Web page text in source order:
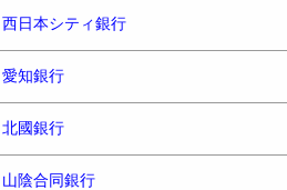
西日本シティ銀行
愛知銀行
北國銀行
山陰合同銀行